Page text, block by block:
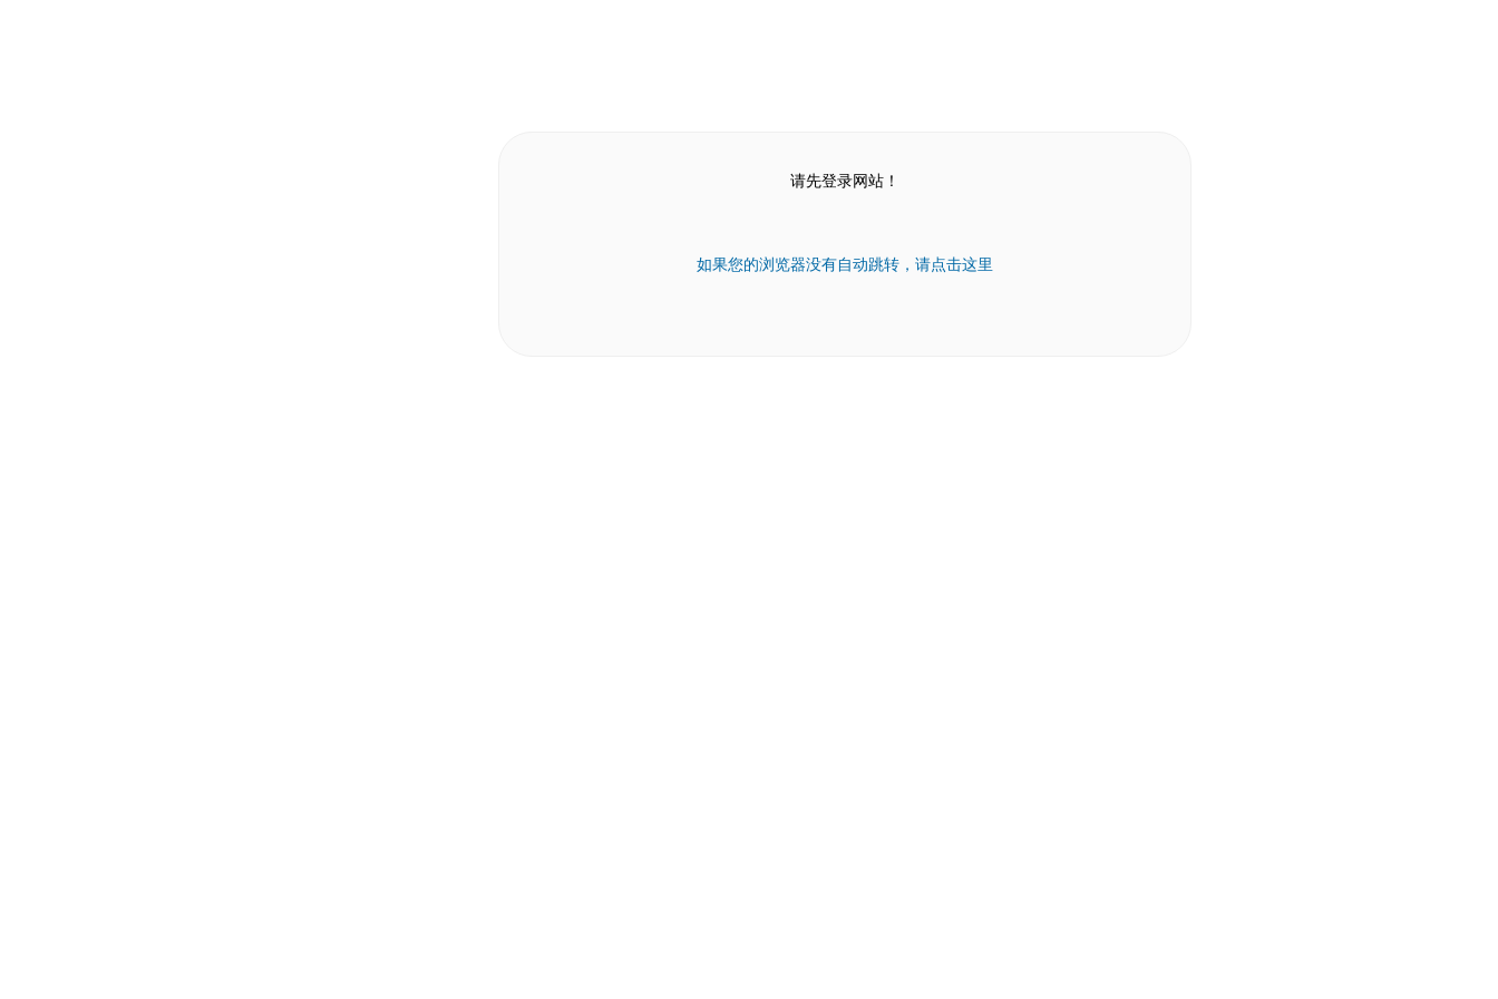
请先登录网站！
如果您的浏览器没有自动跳转，请点击这里